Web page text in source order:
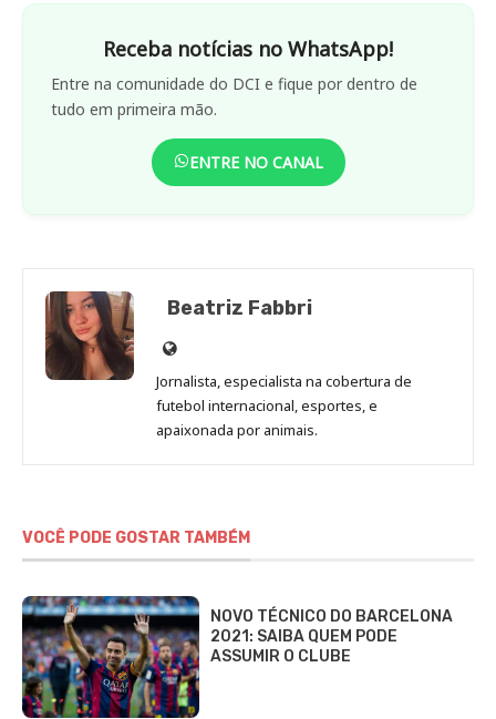
Receba notícias no WhatsApp!
Entre na comunidade do DCI e fique por dentro de
tudo em primeira mão.
ENTRE NO CANAL
Beatriz Fabbri
Site
de
Beatriz
Fabbri
Jornalista, especialista na cobertura de
futebol internacional, esportes, e
apaixonada por animais.
VOCÊ PODE GOSTAR TAMBÉM
NOVO TÉCNICO DO BARCELONA
2021: SAIBA QUEM PODE
ASSUMIR O CLUBE